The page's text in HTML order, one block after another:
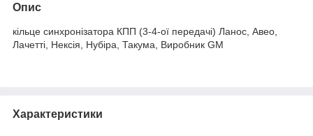
Опис
кільце синхронізатора КПП (3-4-ої передачі) Ланос, Авео,
Лачетті, Нексія, Нубіра, Такума, Виробник GM
Характеристики